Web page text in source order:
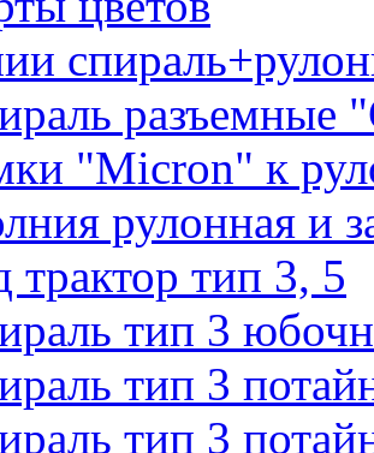
разъемные
"Micron" к
рулонная и
трактор тип 3, 5
тип 3
тип 3
тип 3